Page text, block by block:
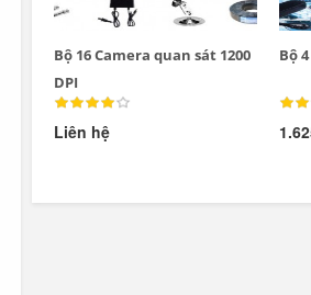
Bộ 16 Camera quan sát 1200
DPI
Liên hệ
Bộ